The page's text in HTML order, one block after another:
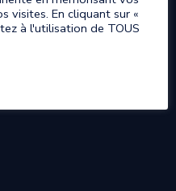
visites. En cliquant sur «
à l'utilisation de TOUS